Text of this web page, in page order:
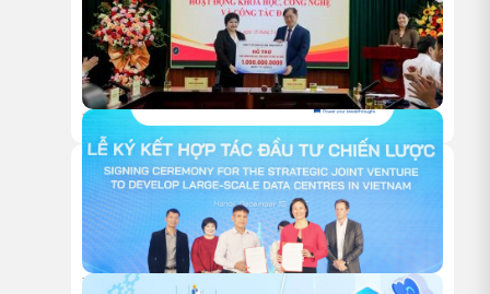
18/05/2026
HITC TRAO TẶNG 1 TỶ ĐỒNG HỖ TRỢ HOẠT ĐỘNG NGHIÊN
CỨU KHOA HỌC CỦA VUSTA
18/12/2025